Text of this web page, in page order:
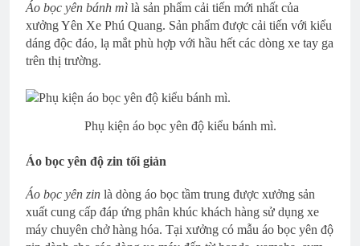
Áo bọc yên bánh mì là sản phẩm cải tiến mới nhất của
xưởng Yên Xe Phú Quang. Sản phẩm được cải tiến với kiểu
dáng độc đáo, lạ mắt phù hợp với hầu hết các dòng xe tay ga
trên thị trường.
Phụ kiện áo bọc yên độ kiểu bánh mì.
Áo bọc yên độ zin tối giản
Áo bọc yên zin là dòng áo bọc tầm trung được xưởng sản
xuất cung cấp đáp ứng phân khúc khách hàng sử dụng xe
máy chuyên chở hàng hóa. Tại xưởng có mẫu áo bọc yên độ